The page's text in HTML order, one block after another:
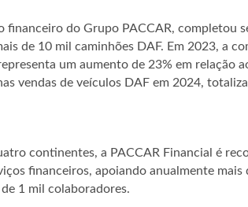
financeiro do Grupo PACCAR, completou
de 10 mil caminhões DAF. Em 2023, a
um aumento de 23% em relação
vendas de veículos DAF em 2024,
continentes, a PACCAR Financial é
financeiros, apoiando anualmente
1 mil colaboradores.